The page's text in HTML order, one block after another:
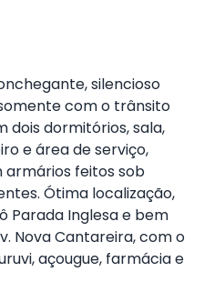
silencioso
com o trânsito
dois dormitórios, sala,
e área de serviço,
armários feitos sob
Ótima localização,
Parada Inglesa e bem
Nova Cantareira, com o
açougue, farmácia e